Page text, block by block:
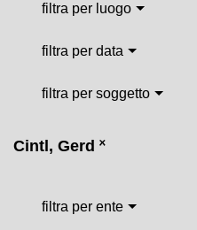
filtra per luogo
filtra per data
filtra per soggetto
Cintl, Gerd ˟
filtra per ente